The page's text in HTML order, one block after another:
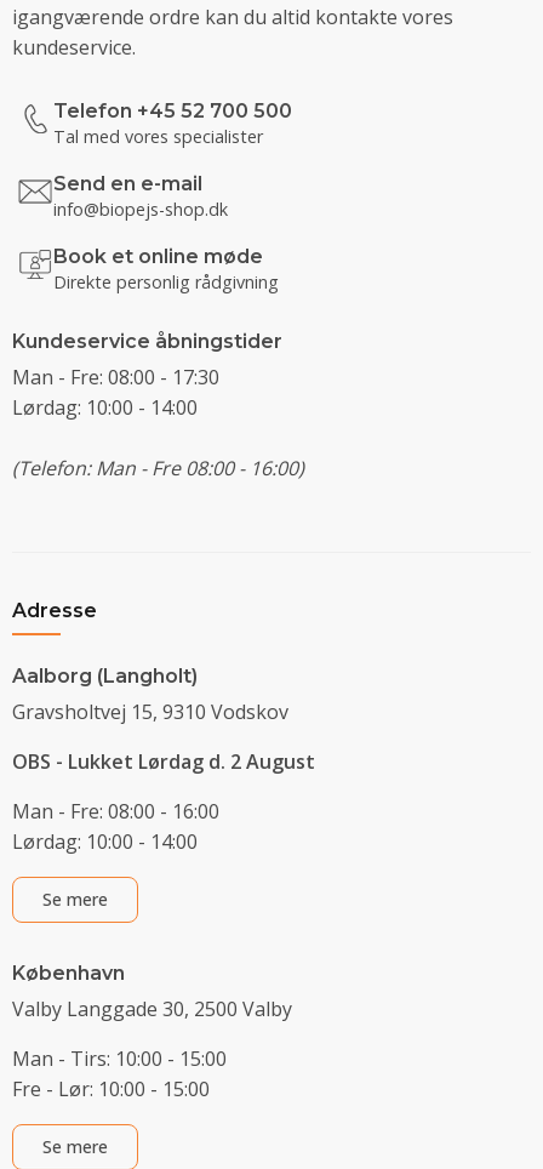
igangværende ordre kan du altid kontakte vores
kundeservice.
Telefon +45 52 700 500
Tal med vores specialister
Send en e-mail
info@biopejs-shop.dk
Book et online møde
Direkte personlig rådgivning
Kundeservice åbningstider
Man - Fre: 08:00 - 17:30
Lørdag: 10:00 - 14:00
(Telefon: Man - Fre 08:00 - 16:00)
Adresse
Aalborg (Langholt)
Gravsholtvej 15, 9310 Vodskov
OBS - Lukket Lørdag d. 2 August
Man - Fre: 08:00 - 16:00
Lørdag: 10:00 - 14:00
Se mere
København
Valby Langgade 30, 2500 Valby
Man - Tirs: 10:00 - 15:00
Fre - Lør: 10:00 - 15:00
Se mere